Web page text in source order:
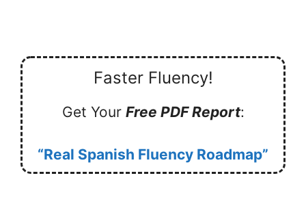
Faster Fluency!
Get Your Free PDF Report:
“Real Spanish Fluency Roadmap”